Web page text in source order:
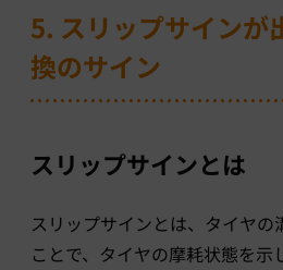
5. スリップサインが
換のサイン
スリップサインとは
スリップサインとは、タイヤ
ことで、タイヤの摩耗状態を示